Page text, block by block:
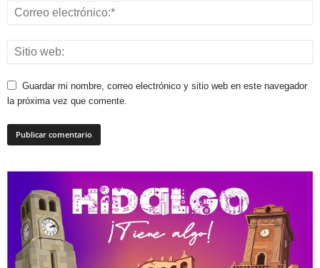
Guardar mi nombre, correo electrónico y sitio web en este navegador
la próxima vez que comente.